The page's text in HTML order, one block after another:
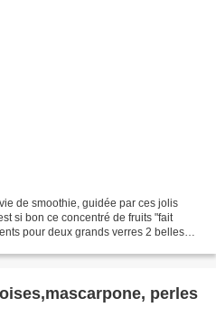
de smoothie, guidée par ces jolis
si bon ce concentré de fruits "fait
pour deux grands verres 2 belles
perles